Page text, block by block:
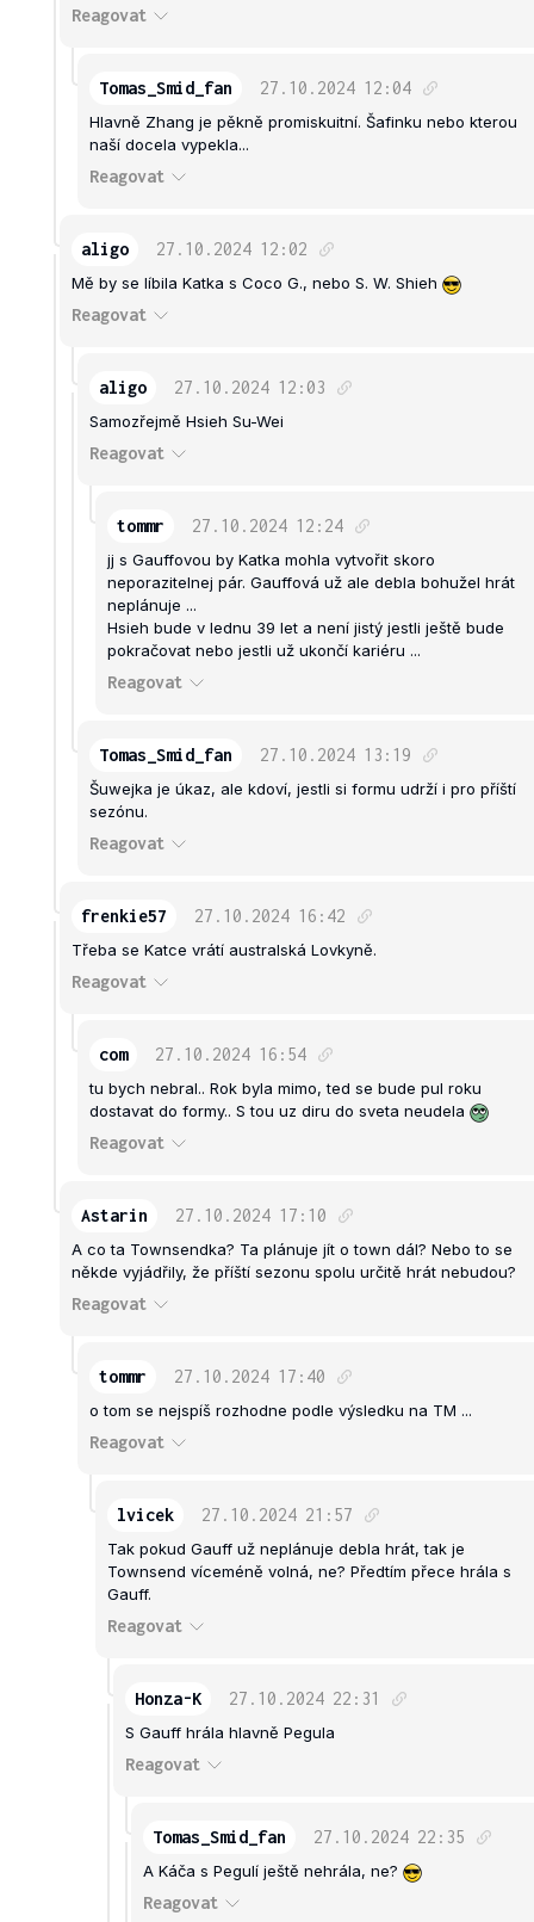
Reagovat
Tomas_Smid_fan 27.10.2024 12:04
Hlavně Zhang je pěkně promiskuitní. Šafinku nebo kterou
naší docela vypekla...
Reagovat
aligo 27.10.2024 12:02
Mě by se líbila Katka s Coco G., nebo S. W. Shieh
Reagovat
aligo 27.10.2024 12:03
Samozřejmě Hsieh Su-Wei
Reagovat
tommr 27.10.2024 12:24
jj s Gauffovou by Katka mohla vytvořit skoro
neporazitelnej pár. Gauffová už ale debla bohužel hrát
neplánuje ...
Hsieh bude v lednu 39 let a není jistý jestli ještě bude
pokračovat nebo jestli už ukončí kariéru ...
Reagovat
Tomas_Smid_fan 27.10.2024 13:19
Šuwejka je úkaz, ale kdoví, jestli si formu udrží i pro příští
sezónu.
Reagovat
frenkie57 27.10.2024 16:42
Třeba se Katce vrátí australská Lovkyně.
Reagovat
com 27.10.2024 16:54
tu bych nebral.. Rok byla mimo, ted se bude pul roku
dostavat do formy.. S tou uz diru do sveta neudela
Reagovat
Astarin 27.10.2024 17:10
A co ta Townsendka? Ta plánuje jít o town dál? Nebo to se
někde vyjádřily, že příští sezonu spolu určitě hrát nebudou?
Reagovat
tommr 27.10.2024 17:40
o tom se nejspíš rozhodne podle výsledku na TM ...
Reagovat
lvicek 27.10.2024 21:57
Tak pokud Gauff už neplánuje debla hrát, tak je
Townsend víceméně volná, ne? Předtím přece hrála s
Gauff.
Reagovat
Honza-K 27.10.2024 22:31
S Gauff hrála hlavně Pegula
Reagovat
Tomas_Smid_fan 27.10.2024 22:35
A Káča s Pegulí ještě nehrála, ne?
Reagovat